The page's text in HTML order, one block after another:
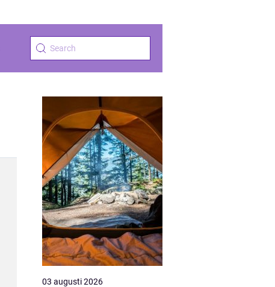
03 augusti 2026